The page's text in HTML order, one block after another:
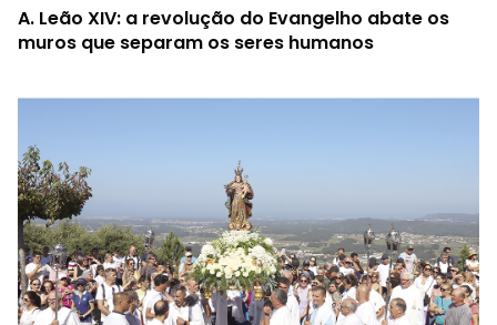
A. Leão XIV: a revolução do Evangelho abate os
muros que separam os seres humanos